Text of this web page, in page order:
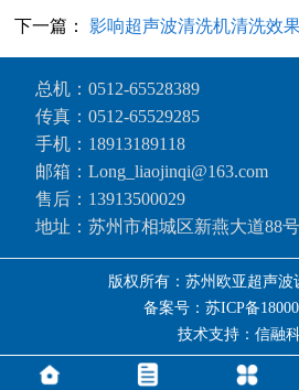
下一篇： 影响超声波清洗机清洗效
总机： 0512-65528389
传真：0512-65529285
手机： 18913189118
邮箱：Long_liaojinqi@163.com
售后： 13913500029
地址：苏州市相城区新燕大道88号
版权所有：苏州欧亚超声波
备案号：苏ICP备
技术支持：信融